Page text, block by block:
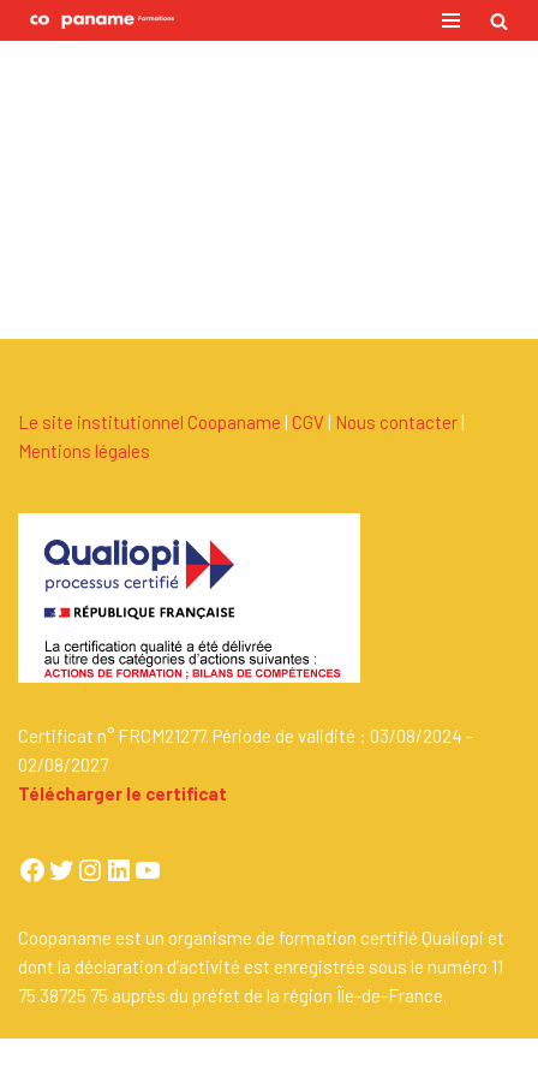
Le site institutionnel Coopaname | CGV| Nous contacter|
Mentions légales
Certificat n° FRCM21277. Période de validité : 03/08/2024 -
02/08/2027
Télécharger le certificat
Coopaname est un organisme de formation certifié Qualiopi et
dont la déclaration d’activité est enregistrée sous le numéro 11
75 38725 75 auprès du préfet de la région Île-de-France.